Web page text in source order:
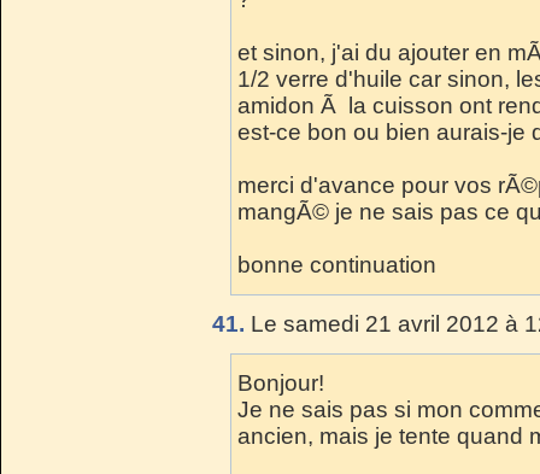
et sinon, j'ai du ajouter en
1/2 verre d'huile car sinon,
amidon Ã la cuisson ont
est-ce bon ou bien aurais-je
merci d'avance pour vos
mangÃ© je ne sais pas ce
bonne continuation
41. Le samedi 21 avril 2012 à
Bonjour!
Je ne sais pas si mon
ancien, mais je tente quand